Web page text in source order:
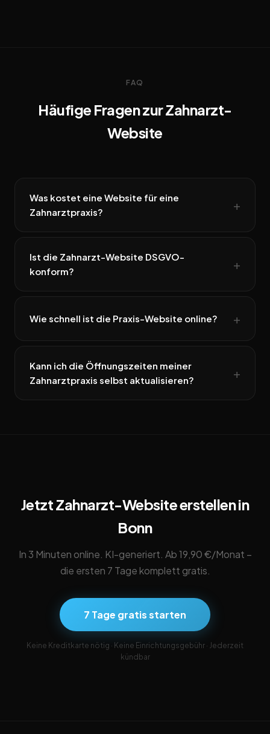
FAQ
Häufige Fragen zur Zahnarzt-
Website
Was kostet eine Website für eine
Zahnarztpraxis?
Ist die Zahnarzt-Website DSGVO-
konform?
Wie schnell ist die Praxis-Website online?
Kann ich die Öffnungszeiten meiner
Zahnarztpraxis selbst aktualisieren?
Jetzt Zahnarzt-Website erstellen in
Bonn
In 3 Minuten online. KI-generiert. Ab 19,90 €/Monat –
die ersten 7 Tage komplett gratis.
7 Tage gratis starten
Keine Kreditkarte nötig · Keine Einrichtungsgebühr · Jederzeit
kündbar